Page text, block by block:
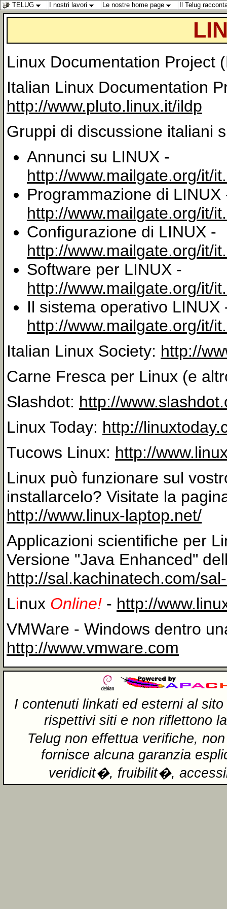
TELUG I nostri lavori Le nostre home page Il Telug
Linux Documentation Project
Italian Linux Documentation
http://www.pluto.linux.it/ildp
Gruppi di discussione italiani
Annunci su LINUX -
http://www.mailgate.org/it/
Programmazione di LINUX
http://www.mailgate.org/it/
Configurazione di LINUX -
http://www.mailgate.org/it/
Software per LINUX -
http://www.mailgate.org/it/
Il sistema operativo LINUX
http://www.mailgate.org/it/
Italian Linux Society: http://
Carne Fresca per Linux (e
Slashdot: http://
Linux Today: http://
Tucows Linux: http://
Linux può funzionare sul
installarcelo? Visitate la
http://www.linux-laptop.net/
Applicazioni scientifiche per
Versione "Java Enhanced"
http://sal.kachinatech.com/
Linux Online! - http://
VMWare - Windows dentro
http://www.vmware.com
I contenuti linkati ed esterni al
rispettivi siti e non riflettono
Telug non effettua verifiche,
fornisce alcuna garanzia
veridicit�, fruibilit�,